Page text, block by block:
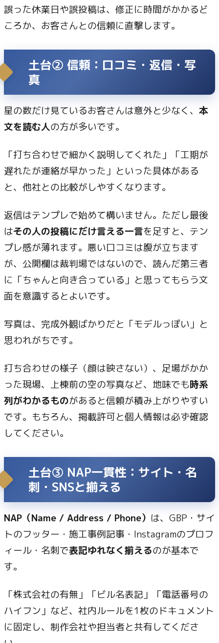
誤った休業日や誤投稿は、修正に時間がかかるど
ころか、お客さんとの信頼に直撃します。
土台② 信頼：口コミ・返信・写
真
星の数だけ見ているお客さんは意外と少なく、 本
文を読む人の方が多いです。
「打ち合わせで細かく説明してくれた」「工期が
遅れたが連絡が早かった」といった具体がある
と、他社との比較がしやすくなります。
返信はテンプレで始めて構いません。ただし最後
はその人の投稿にだけ言える一言を足すと、テン
プレ感が薄れます。悪い口コミは腹が立ちます
が、公開欄は裁判場ではないので、読んだ第三者
に「ちゃんと向き合っている」と思ってもらう文
面を意識するとよいです。
写真は、完成外観ばかりだと「モデルっぽい」と
思われがちです。
打ち合わせの様子（顔は映さない）、足場がかか
った現場、上棟前の空の写真など、地味でも時系
列がわかるものがあると信頼が積み上がりやすい
です。もちろん、掲載許可と個人情報は必ず確認
してください。
土台③ NAP一貫性：サイト・名
刺・SNSと揃える
NAP（Name / Address / Phone） は、GBP・サイ
トのフッター・施工事例記事・Instagramのプロフ
ィール・名刺で表記ゆれなく揃えるのが基本で
す。
「株式会社の有無」「ビル名表記」「電話番号の
ハイフン」など、社内ルールを1枚のドキュメント
に固定し、制作会社や担当者と共有してくださ